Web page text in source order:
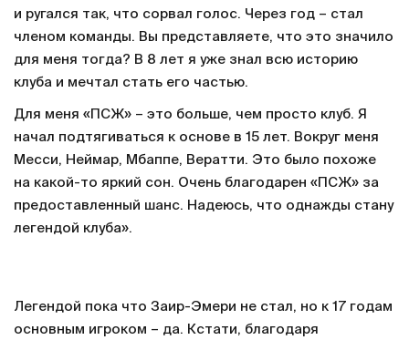
и ругался так, что сорвал голос. Через год – стал
членом команды. Вы представляете, что это значило
для меня тогда? В 8 лет я уже знал всю историю
клуба и мечтал стать его частью.
Для меня «ПСЖ» – это больше, чем просто клуб. Я
начал подтягиваться к основе в 15 лет. Вокруг меня
Месси, Неймар, Мбаппе, Вератти. Это было похоже
на какой-то яркий сон. Очень благодарен «ПСЖ» за
предоставленный шанс. Надеюсь, что однажды стану
легендой клуба».
Легендой пока что Заир-Эмери не стал, но к 17 годам
основным игроком – да. Кстати, благодаря